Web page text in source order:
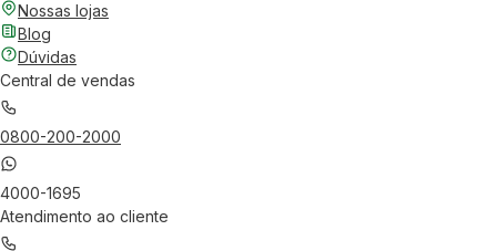
Nossas lojas
Blog
Dúvidas
Central de vendas
0800-200-2000
4000-1695
Atendimento ao cliente